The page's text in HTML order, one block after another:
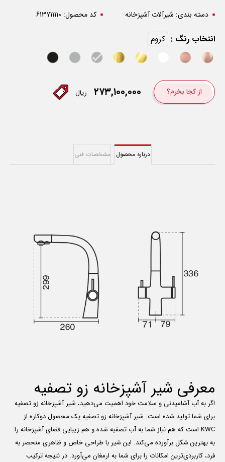
دسته بندی: شیرآلات آشپزخانه کد محصول: 613711110
انتخاب رنگ : کروم
از کجا بخرم؟ ۲۷۳,۱۰۰,۰۰۰ ریال
درباره محصول مشخصات فنی
معرفی شیر آشپزخانه زو تصفیه
اگر به آب آشامیدنی و سلامت خود اهمیت می‌دهید، شیر آشپزخانه زو تصفیه
برای شما تولید شده است. شیر آشپزخانه زو تصفیه یک محصول دوکاره از
KWC است که هم نیاز شما به آب تصفیه شده و هم زیبایی فضای آشپزخانه را
به بهترین شکل برآورده می‌کند. این شیر با طراحی خاص و ظاهری منحصر به
فرد، کاربردی‌ترین امکانات را برای شما به ارمغان می‌آورد. در نتیجه ترکیب